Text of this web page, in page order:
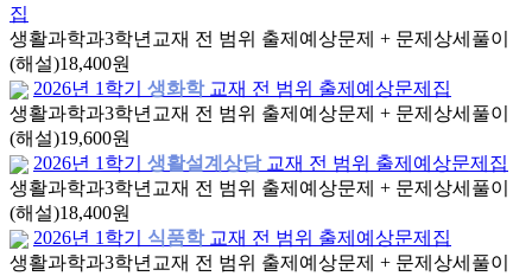
집
생활과학과3학년 교재 전 범위 출제예상문제 + 문제상세풀이
(해설)18,400원
2026년 1학기
생화학 교재 전 범위 출제예상문제집
생활과학과3학년 교재 전 범위 출제예상문제 + 문제상세풀이
(해설)19,600원
2026년 1학기
생활설계상담 교재 전 범위 출제예상문제집
생활과학과3학년 교재 전 범위 출제예상문제 + 문제상세풀이
(해설)18,400원
2026년 1학기
식품학 교재 전 범위 출제예상문제집
생활과학과3학년 교재 전 범위 출제예상문제 + 문제상세풀이